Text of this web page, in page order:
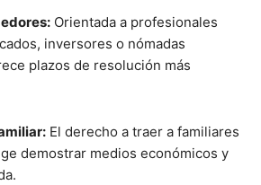
Orientada a profesionales
inversores o nómadas
plazos de resolución más
El derecho a traer a familiares
demostrar medios económicos y